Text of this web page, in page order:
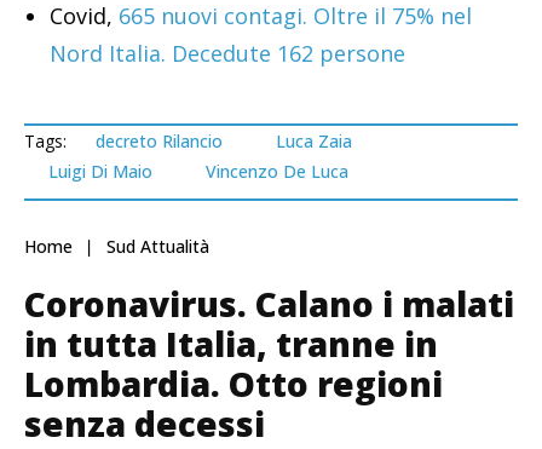
Covid, 665 nuovi contagi. Oltre il 75% nel
Nord Italia. Decedute 162 persone
Tags: decreto Rilancio
Luca Zaia
Luigi Di Maio
Vincenzo De Luca
Home Sud Attualità
Coronavirus. Calano i malati
in tutta Italia, tranne in
Lombardia. Otto regioni
senza decessi